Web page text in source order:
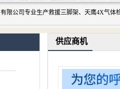
供应商机